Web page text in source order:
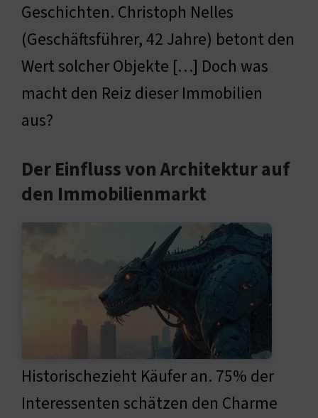
Geschichten. Christoph Nelles
(Geschäftsführer, 42 Jahre) betont den
Wert solcher Objekte […] Doch was
macht den Reiz dieser Immobilien
aus?
Der Einfluss von Architektur auf
den Immobilienmarkt
Historischezieht Käufer an. 75% der
Interessenten schätzen den Charme